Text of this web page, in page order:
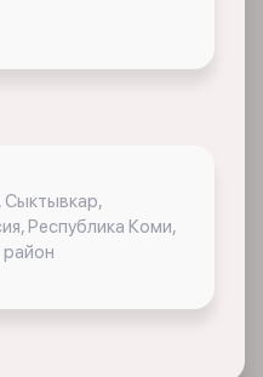
Сыктывкар,
Республика Коми,